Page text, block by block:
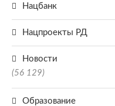
Нацбанк
Нацпроекты РД
Новости
(56 129)
Образование